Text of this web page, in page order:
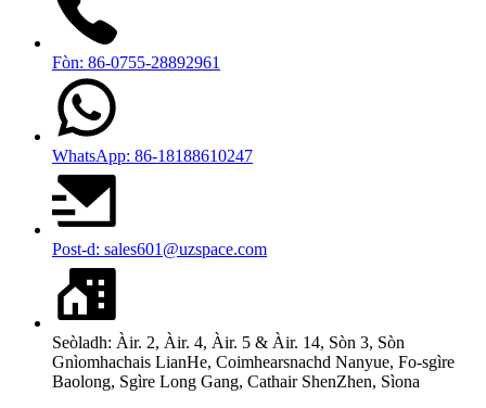
Fòn: 86-0755-28892961
WhatsApp: 86-18188610247
Post-d: sales601@uzspace.com
Seòladh: Àir. 2, Àir. 4, Àir. 5 & Àir. 14, Sòn 3, Sòn
Gnìomhachais LianHe, Coimhearsnachd Nanyue, Fo-sgìre
Baolong, Sgìre Long Gang, Cathair ShenZhen, Sìona